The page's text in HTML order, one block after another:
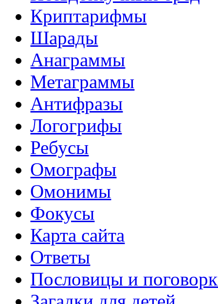
Криптарифмы
Шарады
Анаграммы
Метаграммы
Антифразы
Логогрифы
Ребусы
Омографы
Омонимы
Фокусы
Карта сайта
Ответы
Пословицы и